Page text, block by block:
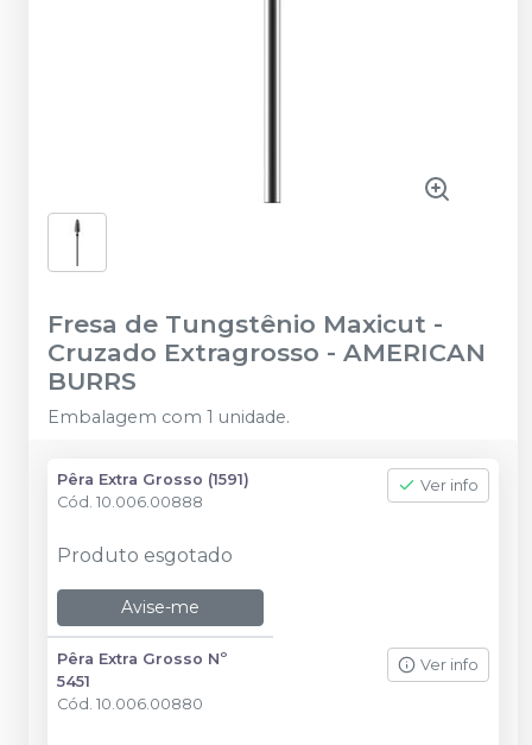
Fresa de Tungstênio Maxicut -
Cruzado Extragrosso - AMERICAN
BURRS
Embalagem com 1 unidade.
Pêra Extra Grosso (1591)
Cód. 10.006.00888
Ver info
Produto esgotado
Avise-me
Pêra Extra Grosso Nº
5451
Cód. 10.006.00880
Ver info